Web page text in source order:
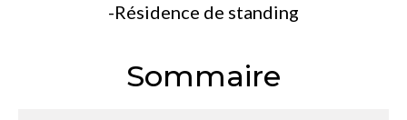
-Résidence de standing
Sommaire